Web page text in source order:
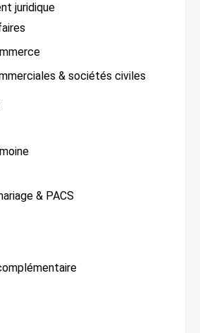
juridique
& sociétés civiles
& PACS